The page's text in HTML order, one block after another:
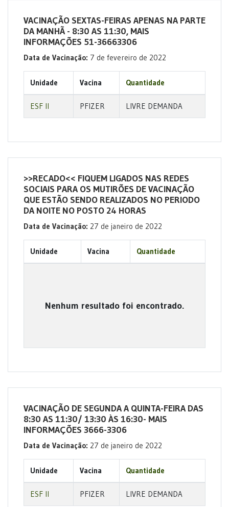
VACINAÇÃO SEXTAS-FEIRAS APENAS NA PARTE
DA MANHÃ - 8:30 AS 11:30, MAIS
INFORMAÇÕES 51-36663306
Data de Vacinação: 7 de fevereiro de 2022
Unidade Vacina Quantidade
ESF II PFIZER LIVRE DEMANDA
>>RECADO<< FIQUEM LIGADOS NAS REDES
SOCIAIS PARA OS MUTIRÕES DE VACINAÇÃO
QUE ESTÃO SENDO REALIZADOS NO PERIODO
DA NOITE NO POSTO 24 HORAS
Data de Vacinação: 27 de janeiro de 2022
Unidade Vacina Quantidade
Nenhum resultado foi encontrado.
VACINAÇÃO DE SEGUNDA A QUINTA-FEIRA DAS
8:30 AS 11:30/ 13:30 ÀS 16:30- MAIS
INFORMAÇÕES 3666-3306
Data de Vacinação: 27 de janeiro de 2022
Unidade Vacina Quantidade
ESF II PFIZER LIVRE DEMANDA